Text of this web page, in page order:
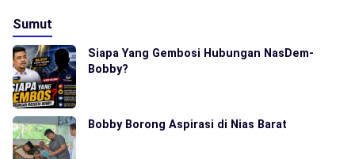
Sumut
Siapa Yang Gembosi Hubungan NasDem-
Bobby?
Bobby Borong Aspirasi di Nias Barat